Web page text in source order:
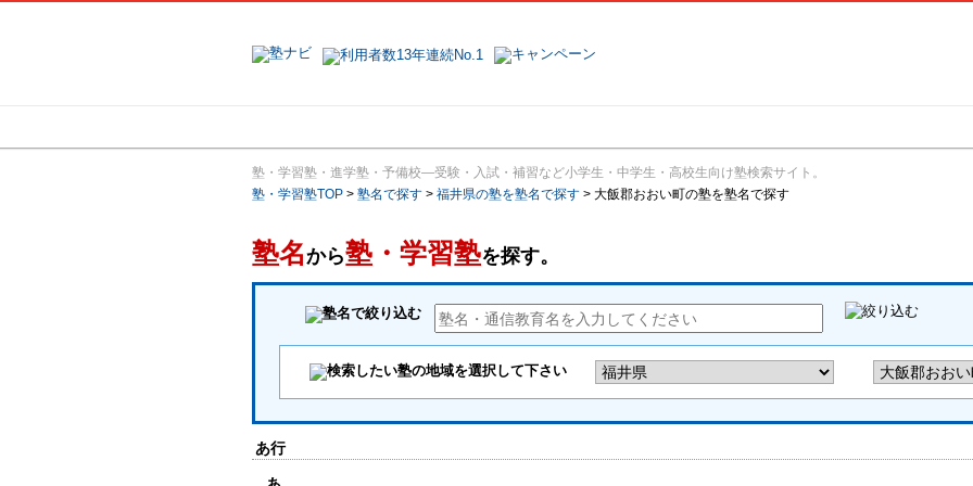
塾・学習塾・進学塾・予備校―受験・入試・補習など小学生・中学生・高校生向け塾検索サイト。
塾・学習塾TOP > 塾名で探す > 福井県の塾を塾名で探す > 大飯郡おおい町の塾を塾名で探す
塾名から塾・学習塾を探す。
あ行